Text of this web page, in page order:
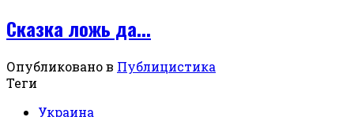
Сказка ложь да...
Опубликовано в Публицистика
Теги
Украина